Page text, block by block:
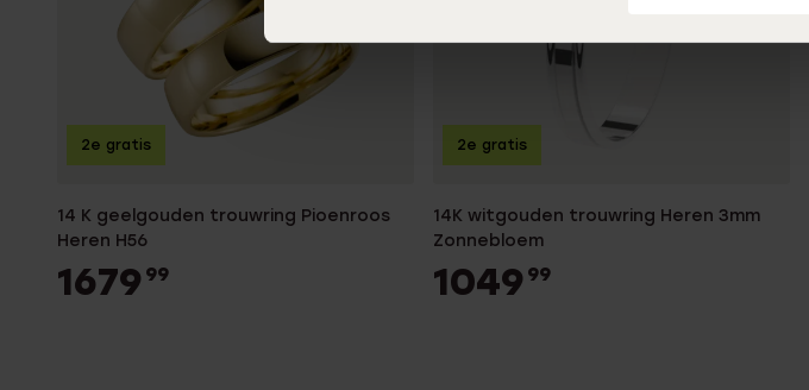
14 K geelgouden trouwring Pioenroos
Heren H56
1679 99
2e gratis
14K witgouden trouwring Heren 3mm
Zonnebloem
1049 99
2e gratis